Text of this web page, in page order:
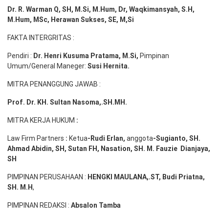
Dr. R. Warman Q, SH, M.Si, M.Hum, Dr, Waqkimansyah, S.H,
M.Hum, MSc, Herawan Sukses, SE, M,Si
FAKTA INTERGRITAS :
Pendiri : Dr. Henri Kusuma Pratama, M.Si, Pimpinan
Umum/General Maneger: Susi Hernita.
MITRA PENANGGUNG JAWAB :
Prof. Dr. KH. Sultan Nasoma,.SH.MH.
MITRA KERJA HUKUM :
Law Firm Partners : Ketua-Rudi Erlan, anggota-Sugianto, SH.
Ahmad Abidin, SH, Sutan FH, Nasation, SH. M. Fauzie Dianjaya,
SH
PIMPINAN PERUSAHAAN : HENGKI MAULANA,.ST, Budi Priatna,
SH . M.H,
PIMPINAN REDAKSI : Absalon Tamba